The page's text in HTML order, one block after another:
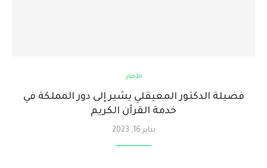
الأخبار
فضيلة الدكتور المعيقلي يشير إلى دور المملكة في
خدمة القرآن الكريم
يناير 16, 2023